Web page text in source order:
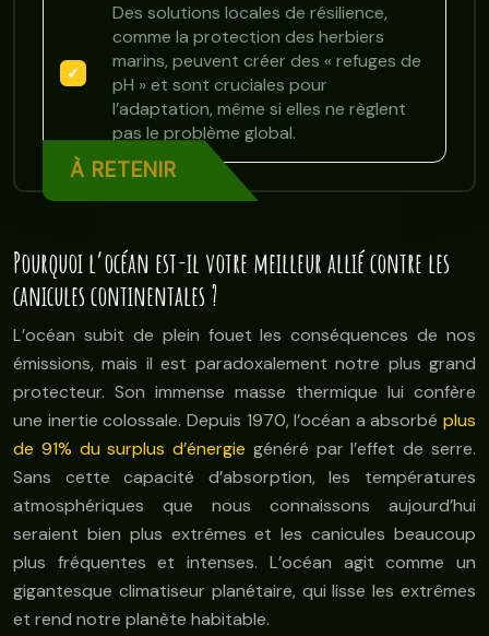
À RETENIR
Des solutions locales de résilience,
comme la protection des herbiers
marins, peuvent créer des « refuges de
pH » et sont cruciales pour
l’adaptation, même si elles ne règlent
pas le problème global.
Pourquoi l’océan est-il votre meilleur allié contre les
canicules continentales ?
L’océan subit de plein fouet les conséquences de nos
émissions, mais il est paradoxalement notre plus grand
protecteur. Son immense masse thermique lui confère
une inertie colossale. Depuis 1970, l’océan a absorbé plus
de 91% du surplus d’énergie généré par l’effet de serre.
Sans cette capacité d’absorption, les températures
atmosphériques que nous connaissons aujourd’hui
seraient bien plus extrêmes et les canicules beaucoup
plus fréquentes et intenses. L’océan agit comme un
gigantesque climatiseur planétaire, qui lisse les extrêmes
et rend notre planète habitable.